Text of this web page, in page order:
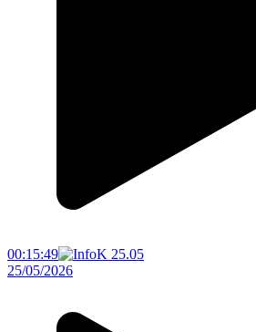
00:15:49
25/05/2026